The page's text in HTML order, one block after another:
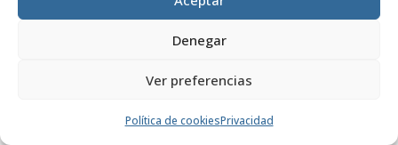
Denegar
Ver preferencias
Política de cookiesPrivacidad